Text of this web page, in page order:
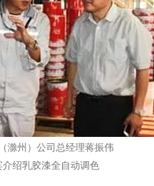
滁州）公司总经理蒋振伟
介绍乳胶漆全自动调色